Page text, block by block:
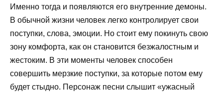
Именно тогда и появляются его внутренние демоны.
В обычной жизни человек легко контролирует свои
поступки, слова, эмоции. Но стоит ему покинуть свою
зону комфорта, как он становится безжалостным и
жестоким. В эти моменты человек способен
совершить мерзкие поступки, за которые потом ему
будет стыдно. Персонаж песни слышит «ужасный